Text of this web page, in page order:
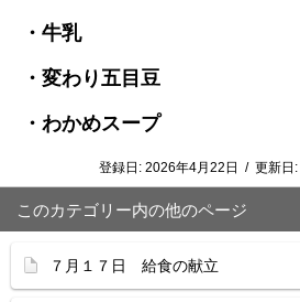
・牛乳
・変わり五目豆
・わかめスープ
登録日: 2026年4月22日 / 更新日:
このカテゴリー内の他のページ
７月１７日 給食の献立